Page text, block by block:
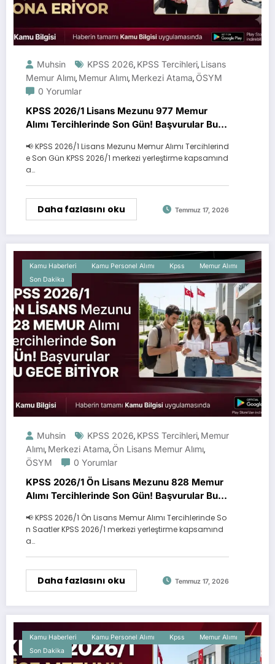
Muhsin KPSS 2026, KPSS Tercihleri, Lisans
Memur Alımı, Memur Alımı, Merkezi Atama, ÖSYM
0 Yorumlar
KPSS 2026/1 Lisans Mezunu 977 Memur
Alımı Tercihlerinde Son Gün! Başvurular Bu
📢 KPSS 2026/1 Lisans Mezunu Memur Alımı Tercihlerind
e Son Gün KPSS 2026/1 merkezi yerleştirme kapsamınd
a…
Daha fazlasını oku Temmuz 17, 2026
Kamu Haberleri Kamu Personel Alımı Kpss
Memur Alımı
Son Dakika
Muhsin KPSS 2026, KPSS Tercihleri, Memur
Alımı, Merkezi Atama, Ön Lisans Memur Alımı,
ÖSYM
0 Yorumlar
KPSS 2026/1 Ön Lisans Mezunu 828 Memur
Alımı Tercihlerinde Son Gün! Başvurular Bu
📢 KPSS 2026/1 Ön Lisans Memur Alımı Tercihlerinde So
n Saatler KPSS 2026/1 merkezi yerleştirme kapsamınd
a…
Daha fazlasını oku Temmuz 17, 2026
Kamu Haberleri Kamu Personel Alımı Kpss
Memur Alımı
Son Dakika